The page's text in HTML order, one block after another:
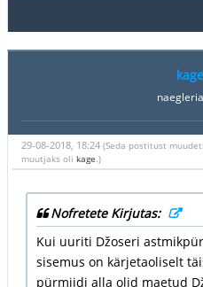
kage
29-08-2018, 18:24 (Seda postitust
muutjaks oli kage .)
Nofretete Kirjutas:
Kui uuriti Džoseri
sisemus on kärjetaoliselt
pürmiidi alla olid maetud